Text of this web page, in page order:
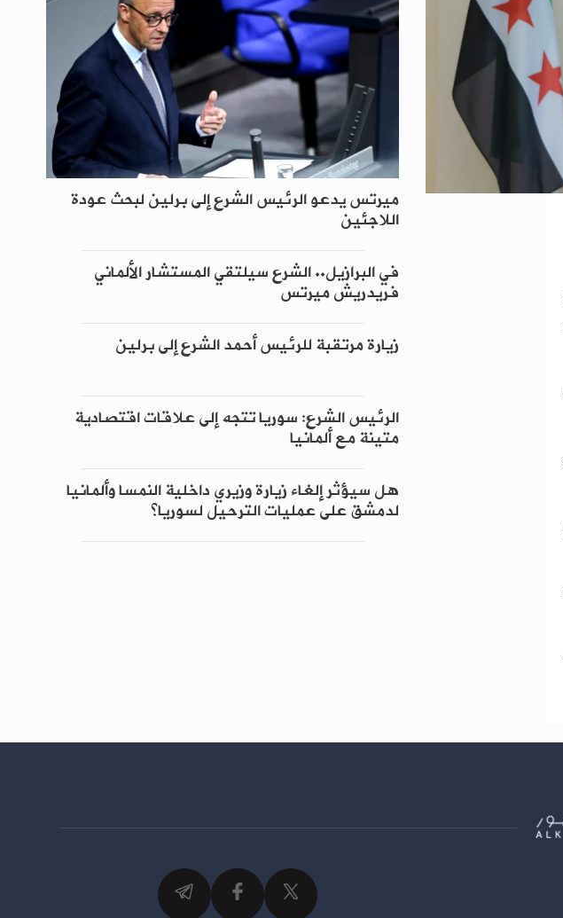
ميرتس يدعو الرئيس الشرع إلى برلين لبحث عودة
اللاجئين
في البرازيل.. الشرع سيلتقي المستشار الألماني
فريدريش ميرتس
زيارة مرتقبة للرئيس أحمد الشرع إلى برلين
الرئيس الشرع: سوريا تتجه إلى علاقات اقتصادية
متينة مع ألمانيا
هل سيؤثر إلغاء زيارة وزيري داخلية النمسا وألمانيا
لدمشق على عمليات الترحيل لسوريا؟